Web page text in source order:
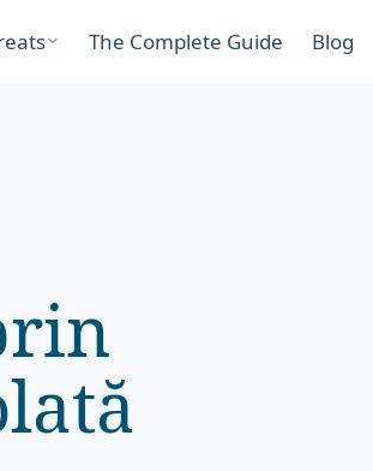
The Complete Guide Blog